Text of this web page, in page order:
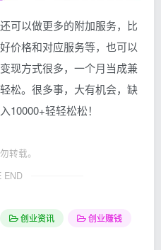
可以做更多的附加服务，比
价格和对应服务等，也可以
现方式很多，一个月当成兼
松。很多事，大有机会，缺
10000+轻轻松松！
转载。
END
创业资讯
创业赚钱